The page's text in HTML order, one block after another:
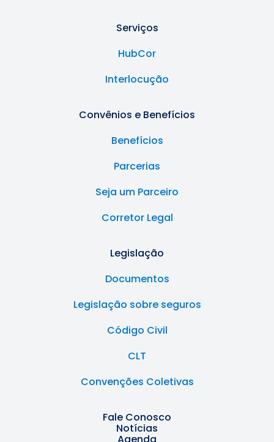
Serviços
HubCor
Interlocução
Convênios e Benefícios
Benefícios
Parcerias
Seja um Parceiro
Corretor Legal
Legislação
Documentos
Legislação sobre seguros
Código Civil
CLT
Convenções Coletivas
Fale Conosco
Notícias